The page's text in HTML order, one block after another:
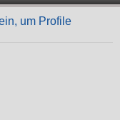
um Profile